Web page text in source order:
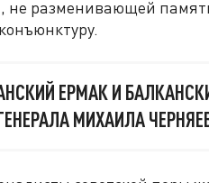
не разменивающей
ЕРМАК И
МИХАИЛА